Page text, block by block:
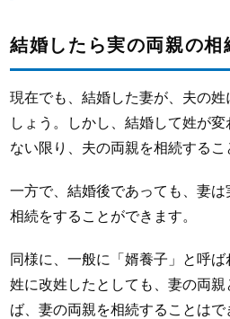
結婚したら実の両親の相
現在でも、結婚した妻が、夫の
しょう。しかし、結婚して姓が
ない限り、夫の両親を相続するこ
一方で、結婚後であっても、妻は
相続をすることができます。
同様に、一般に「婿養子」と呼
姓に改姓したとしても、妻の両
ば、妻の両親を相続することは